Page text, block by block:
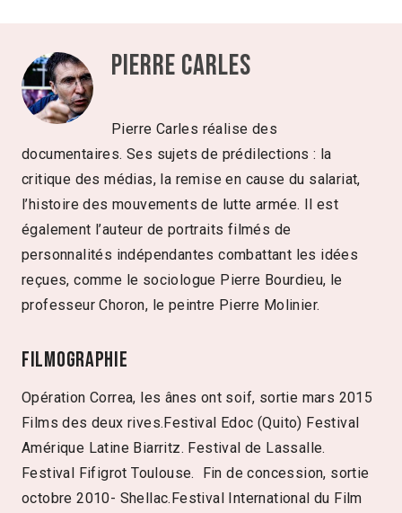
Pierre Carles
Pierre Carles réalise des
documentaires. Ses sujets de prédilections : la
critique des médias, la remise en cause du salariat,
l’histoire des mouvements de lutte armée. Il est
également l’auteur de portraits filmés de
personnalités indépendantes combattant les idées
reçues, comme le sociologue Pierre Bourdieu, le
professeur Choron, le peintre Pierre Molinier.
Filmographie
Opération Correa, les ânes ont soif, sortie mars 2015
Films des deux rives.Festival Edoc (Quito) Festival
Amérique Latine Biarritz. Festival de Lassalle.
Festival Fifigrot Toulouse. Fin de concession, sortie
octobre 2010- Shellac.Festival International du Film